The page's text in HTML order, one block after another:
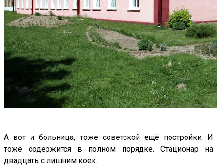
А вот и больница, тоже советской ещё постройки. И
тоже содержится в полном порядке. Стационар на
двадцать с лишним коек.